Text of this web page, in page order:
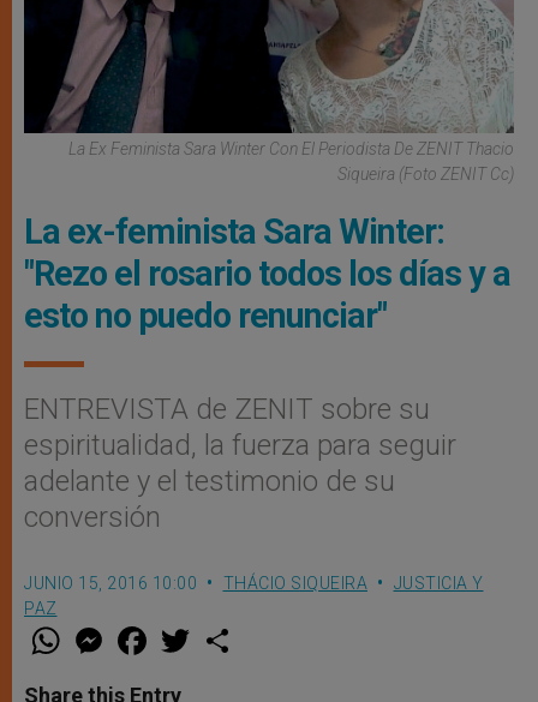
La Ex Feminista Sara Winter Con El Periodista De ZENIT Thacio
Siqueira (Foto ZENIT Cc)
La ex-feminista Sara Winter:
"Rezo el rosario todos los días y a
esto no puedo renunciar"
ENTREVISTA de ZENIT sobre su
espiritualidad, la fuerza para seguir
adelante y el testimonio de su
conversión
JUNIO 15, 2016 10:00 THÁCIO SIQUEIRA
JUSTICIA Y
PAZ
W
t
M
e
s
F
a
e
w
Share this Entry